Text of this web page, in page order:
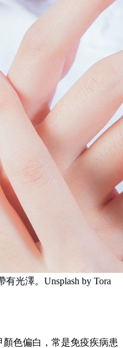
光澤。Unsplash by Tora
色偏白，常是免疫疾病患